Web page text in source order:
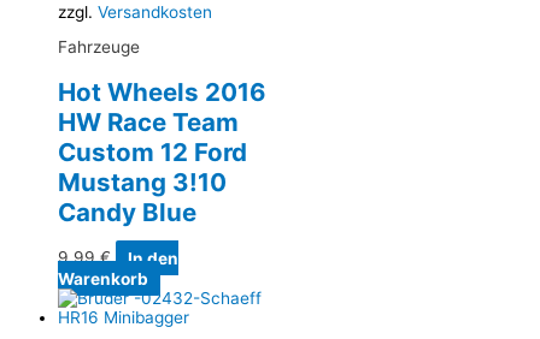
zzgl. Versandkosten
Fahrzeuge
Hot Wheels 2016
HW Race Team
Custom 12 Ford
Mustang 3!10
Candy Blue
9,99€
In den
Warenkorb